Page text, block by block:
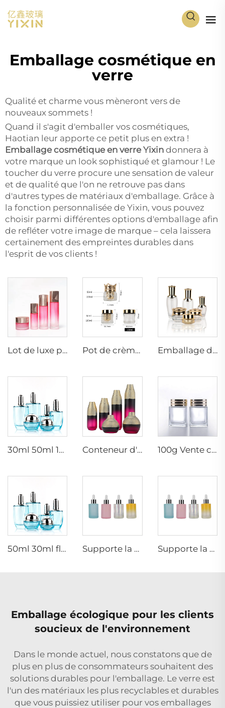
Emballage cosmétique en
verre
Qualité et charme vous mèneront vers de
nouveaux sommets !
Quand il s'agit d'emballer vos cosmétiques,
Haotian leur apporte ce petit plus en extra !
Emballage cosmétique en verre Yixin donnera à
votre marque un look sophistiqué et glamour ! Le
toucher du verre procure une sensation de valeur
et de qualité que l'on ne retrouve pas dans
d'autres types de matériaux d'emballage. Grâce à
la fonction personnalisée de Yixin, vous pouvez
choisir parmi différentes options d'emballage afin
de refléter votre image de marque – cela laissera
certainement des empreintes durables dans
l'esprit de vos clients !
Lot de luxe personnalisé pour lotion, tonique, crème, sérum 30g 50g 30ml 50ml 100ml pompe cosmétique soin de la peau emballage conteneur en verre bouteilles Pot de crème cosmétique en verre de 50 g personnalisé de luxe, rechargeable et interchangeable Emballage de soins de luxe en verre vide conteneur cosmétique bouteilles pot de crème sérum lotion pompe pour cosmétiques
30ml 50ml 100ml 120ml Ensemble de bouteilles en verre épais pour l'emballage cosmétique vide pots de crème pour le visage flacons à sérum Conteneur d'emballage cosmétique en verre pour soins de la peau sérum lotion tonique liquide crème Fournisseur de conteneurs d'emballage cosmétique pour soins de la peau 100g Vente chaude luxe mode pot de crème carrée Gommage corporel nouveau style d'emballage cosmétique conteneur en verre
50ml 30ml flacon de verre bleu clair de luxe pour lotion visage cosmétique crème emballage avec pompe Supporte la couleur personnalisée, bouteille en verre cosmétique de 30 ml, bouteille d'huile essentielle cosmétique, bouteille de soin pour la peau, bouteille de parfum, avec pipette en verre Supporte la couleur personnalisée, bouteille en verre cosmétique de 30 ml, bouteille d'huile essentielle cosmétique, bouteille de soin pour la peau, bouteille de parfum, avec pipette en verre
Emballage écologique pour les clients
soucieux de l'environnement
Dans le monde actuel, nous constatons que de
plus en plus de consommateurs souhaitent des
solutions durables pour l'emballage. Le verre est
l'un des matériaux les plus recyclables et durables
que vous puissiez utiliser pour vos emballages